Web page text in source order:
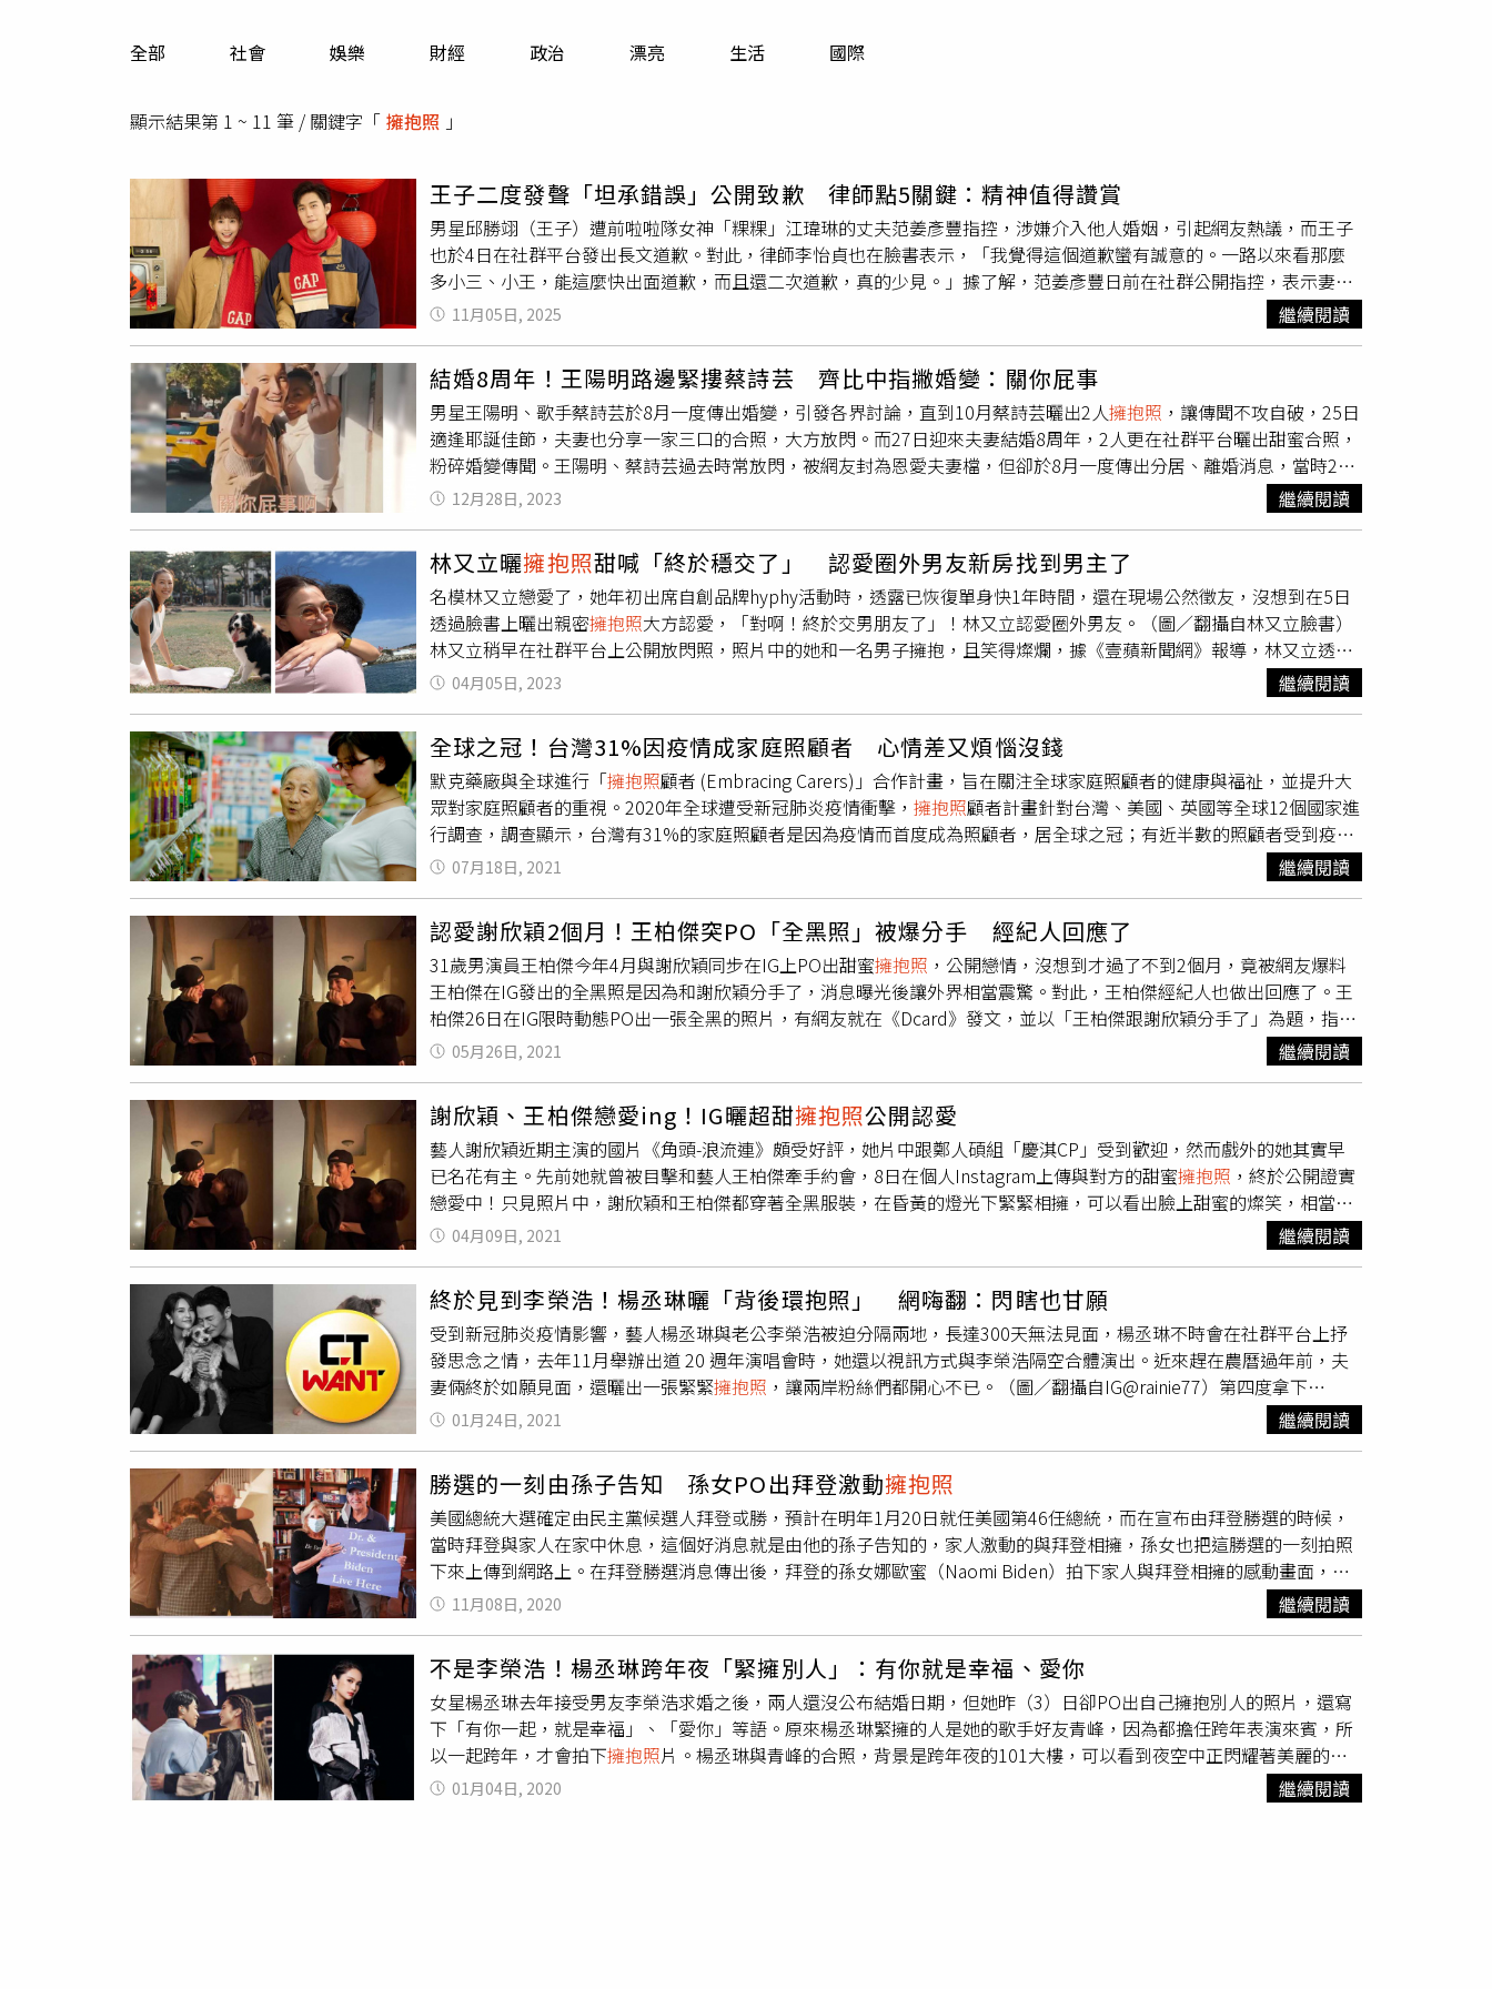
運勢
全部 社會 娛樂 財經 政治 漂亮 生活 國際
顯示結果第 1 ~ 11 筆 / 關鍵字「 擁抱照 」
王子二度發聲「坦承錯誤」公開致歉 律師點5關鍵：精神值得讚賞
男星邱勝翊（王子）遭前啦啦隊女神「粿粿」江瑋琳的丈夫范姜彥豐指控，涉嫌介入他人婚姻，引起網友熱議，而王子
也於4日在社群平台發出長文道歉。對此，律師李怡貞也在臉書表示，「我覺得這個道歉蠻有誠意的。一路以來看那麼
多小三、小王，能這麼快出面道歉，而且還二次道歉，真的少見。」據了解，范姜彥豐日前在社群公開指控，表示妻子
與王子互動「超越朋友界線」，指出今年3月底兩人赴美旅遊返台後，妻子態度明顯轉變，甚至傳出「人未離婚就搬進
王子家」的消息。消息曝光後，引起各界熱議，甚至有媒體報導指出，范姜彥豐早已委託徵信社蒐證，疑似掌握文字、
照片及影片等證據，甚至傳出兩人「裸體
不起，錯就是錯，沒有任何理由跟藉口」，坦言自己確實做出錯誤行為，並在事件爆發前多次與范姜先生會面協商、當
面鞠躬致歉。他在聲明中指出：「在您與粿粿婚姻狀態尚存續的情況下，做出了不好的行為，對您造成了傷害，我對您
跟粿粿都非常抱歉。」王子強調，自己未曾逃避，並全力配合協商，但雙方在賠償金額上未能達成共識，「我知道犯錯
就要付出代價，這是我應得的」。王子同時懇請外界停止過度揣測與不實傳言，「事實的責難止於我，我全權承擔」。
他表示將暫停所有公開活動，並與粿粿共同誠實面對後續處理。對此，王子所屬經紀公司「喜鵲娛樂」也宣布，藝人將
暫停所有公開行程，以專注面對風波。律師李怡貞4日晚間在臉書發文指出，王子這份道歉「相對罕見地展現誠意」。
她表示，觀察過許多相似事件，「能在事發後這麼快出面道歉，且公開二度致歉，實屬少見」。李怡貞指出，王子的聲
明中沒有隱藏的反擊語氣，也未選擇提告或卸責，認為其態度值得肯定，「沒有龜縮、沒有反告原配、沒有說被騙被勾
引，這樣的誠懇應該成為公眾人物犯錯後的基本態度。」不過她也強調，誠意並不能抹去行為本身的錯誤：「插足他人
婚姻本就破壞了一個家庭。既然知道自己承擔不起後果，就不應該玩火。這場風波的代價，是他自找的。」
11月05日, 2025 繼續閱讀
結婚8周年！王陽明路邊緊摟蔡詩芸 齊比中指撇婚變：關你屁事
男星王陽明、歌手蔡詩芸於8月一度傳出婚變，引發各界討論，直到10月蔡詩芸曬出2人擁抱照 ，讓傳聞不攻自破，25日
適逢耶誕佳節，夫妻也分享一家三口的合照，大方放閃。而27日迎來夫妻結婚8周年，2人更在社群平台曬出甜蜜合照，
粉碎婚變傳聞。王陽明、蔡詩芸過去時常放閃，被網友封為恩愛夫妻檔，但卻於8月一度傳出分居、離婚消息，當時2人
都未對該事做出正面回應，引發外界猜測。直到10月蔡詩芸曬出2人
，讓傳聞不攻自破，而27日也迎來2人結婚8
周年，王陽明於27日在臉書上傳一段短片，影片中王陽明揹著蔡詩芸，看起來相當甜蜜，並配上文字「今天是結婚八週
年紀念，不管怎樣，還是要放閃給大家看」。王陽明於27日在臉書上傳一段短片，影片中王陽明揹著蔡詩芸，看起來相
當甜蜜。（圖／翻攝IG）此外，2人還大方在街頭相擁，隨後更一起轉身對著鏡頭比出中指，直言「關你屁事！」疑似
用幽默回應婚變傳聞，而蔡詩芸也在IG限動曬出2人婚紗照，寫下「我們不完美，但我們擁有彼此，愛可以戰勝一
切」，最後還甜喊「我愛你」。
12月28日, 2023 繼續閱讀
林又立曬擁抱照甜喊「終於穩交了」 認愛圈外男友新房找到男主了
名模林又立戀愛了，她年初出席自創品牌hyphy活動時，透露已恢復單身快1年時間，還在現場公然徵友，沒想到在5日
透過臉書上曬出親密擁抱照大方認愛，「對啊！終於交男朋友了」！林又立認愛圈外男友。（圖／翻攝自林又立臉書）
林又立稍早在社群平台上公開放閃照，照片中的她和一名男子擁抱，且笑得燦爛，據《壹蘋新聞網》報導，林又立透露
男友S先生大她12歲、在國外做傳產，並透露兩人是認識很久的朋友，「認識應該有7年了喔，但中間沒什麼特別聯
絡」。她接著透露，兩人一直維持朋友關係，後來越來越好，直到去年夏天開始交往，「他是很傳統又保守的人，特別
「還擔心妳是被盜帳號呢」。36歲的林又立多年前曾試著投資中古屋賺進200萬，並在2021年5月花了近3000萬買下大
直40多坪豪宅，跟昔日同為名模的好友林可彤當鄰居。不過林又立也坦言，每月要繳10萬房貸壓力不小，目前還在寬限
期中可以只付利息，決定眼光放長遠一點改當包租婆，她也表示先前已搬回台北家中，住家裡給可省下不少開銷，如今
還找到男主人，可以說是雙喜臨門。林又立認愛圈外男友。（圖／翻攝自林又立臉書）
04月05日, 2023 繼續閱讀
全球之冠！台灣31%因疫情成家庭照顧者 心情差又煩惱沒錢
默克藥廠與全球進行「擁抱照顧者 (Embracing Carers)」合作計畫，旨在關注全球家庭照顧者的健康與福祉，並提升大
眾對家庭照顧者的重視。2020年全球遭受新冠肺炎疫情衝擊， 擁抱照顧者計畫針對台灣、美國、英國等全球12個國家進
行調查，調查顯示，台灣有31%的家庭照顧者是因為疫情而首度成為照顧者，居全球之冠；有近半數的照顧者受到疫情
帶來情緒與財務上的負面衝擊，而其中有超過三分之一的衝擊是來自於工作時數或是職責的影響，減輕就業與工作壓力
成為減輕家庭照顧者負擔的重要關鍵。根據中華民國家庭照顧者關懷總會(以下簡稱家總)資料顯示，全台灣約有114萬名
縮小，家庭照顧者面臨逐漸攀升的照顧壓力，加上新冠肺炎疫情衝擊，加劇了家庭照顧者所面臨的挑戰。台灣照顧者福
祉指數報告指出，在2020新冠疫情肆虐期間，有高達31%的新手照顧者是因為疫情而產生。而原因來自於疫情影響外籍
照顧者人數大幅下降約一萬人，造成居家或日間照顧服務員人力不足，加上住宿式機構資源較為缺乏，使得許多被照顧
者的家人不得不自行進行照顧工作。此外，照顧時數也從原本的每週平均14.9個小時，大幅增加一倍至每周近30個小
時，主要工作集中在居家照護(42%)、提供情緒支持(34%)與處理醫療與通訊的科技需求(24%)。在這樣的壓力下，約半
數的照顧者表示疫情對他們的情緒健康(48%)與財務狀況(45%)造成負面影響，且針對阿茲海默症與失智症患者的照顧者
而言，感到情緒健康惡化的比例更高達56%。根據家總觀察，2020年台灣疫情相較各國平緩，長照機構、日間照顧中
心、居家服務等公共化服務仍維持正常運作，但公共送餐、鄰里共餐服務的條件限制、醫院嚴格的陪病禁令與疫情帶來
的經濟衝擊，已為照顧者帶來影響。而2021年5月中台灣疫情升溫，並實施三級警戒後，日間照顧中心、失智據點等被
迫關閉，居家服務亦大幅減少，造成家庭照顧者更大的負擔。此外，因警戒提升帶來的經濟衝擊、照顧時間增加、購物
困難等狀況，也影響照顧者的健康狀況與情緒壓力。報告中也顯示，有高達6成的照顧者對工作與財務狀況有不安全
感，僅次於擔心疫情再度爆發，近9成的照顧者認為照顧者的重要性並未被社會大眾認可，且希望能夠獲得更多來自公
司的支持。根據衛福部資料，有35%的照顧者因無法兼顧工作與家庭照顧而辭去工作，有32%的在職照顧者因家庭照顧
而影響工作，因此需要彈性調整或是減少工作時間，甚至必須請假照顧家人，提升職場彈性將有助緩解家庭照顧者的工
作壓力。家總理事長郭慈安副教授表示：「新冠肺炎疫情造成家庭照顧者的處境更加艱難，借鏡世界各國經驗，高負荷
家庭照顧者的喘息服務應列為優先事項。透過科技的發展，家總也利用數位工具推出『五賴（LINE)有保庇）』線上守
望相助活動，在疫情期間即時提供家庭照顧者心理支持與緊急援助，而家庭照顧者服務工作也因應三級警戒更積極推動
數位化，包括課程，活動，線上支持團體，另也鼓勵家庭照顧者預先上網填寫『緊急照顧交接計畫』，降低對染疫後無
人照顧的憂慮。家總也呼籲政府與鄰里針對『沒有照顧替手』、『照顧不只一人』、『照顧失智症者或精神障礙者』、
『老年照顧者』或『長照服務中斷致可能有較高負荷』的家庭照顧者，加強關懷，或提供配套服務。而在職照顧者面臨
照顧與工作雙重壓力者，家總也強調政府應儘速規劃『長照安排假』，並鼓勵雇主提升工作彈性，為照顧者創造一個更
友善的職場環境。」
07月18日, 2021 繼續閱讀
認愛謝欣穎2個月！王柏傑突PO「全黑照」被爆分手 經紀人回應了
31歲男演員王柏傑今年4月與謝欣穎同步在IG上PO出甜蜜擁抱照 ，公開戀情，沒想到才過了不到2個月，竟被網友爆料
王柏傑在IG發出的全黑照是因為和謝欣穎分手了，消息曝光後讓外界相當震驚。對此，王柏傑經紀人也做出回應了。王
柏傑26日在IG限時動態PO出一張全黑的照片，有網友就在《Dcard》發文，並以「王柏傑跟謝欣穎分手了」為題，指出
王柏傑PO出這篇不知所云的動態，且和謝欣穎的合照全刪了，2人甚至還沒有互相追蹤，遺憾表示「兩個月前左右才交
往的怎麼會…本來很看好這對的說。」（圖／翻攝Dcard）貼文曝光後，隨即引起熱議，網友紛紛留言「也太快了吧..很
過據《三立新聞網》報導，王柏傑經紀人否認2人分手傳聞，「發黑畫面是因為昨天有一位友人過世，大家不用腦補太
多。Dcard上面傳的事我也一頭霧水，看不懂他們是用什麼根據來臆測的，沒有這樣的事。」
05月26日, 2021 繼續閱讀
謝欣穎、王柏傑戀愛ing！IG曬超甜擁抱照公開認愛
藝人謝欣穎近期主演的國片《角頭-浪流連》頗受好評，她片中跟鄭人碩組「慶淇CP」受到歡迎，然而戲外的她其實早
已名花有主。先前她就曾被目擊和藝人王柏傑牽手約會，8日在個人Instagram上傳與對方的甜蜜擁抱照 ，終於公開證實
戀愛中！只見照片中，謝欣穎和王柏傑都穿著全黑服裝，在昏黃的燈光下緊緊相擁，可以看出臉上甜蜜的燦笑，相當幸
福。她發文簡單寫著「Have a nice day」，間接承認正在與王柏傑交往中，而王柏傑也PO出同樣場景的照片，一同公開
戀情，讓許多粉絲紛紛獻上祝福。32歲的王柏傑和36歲的謝欣穎因為電視劇《華燈初上》更加熟識進而相戀。回顧2人
柏傑則和柯佳嬿交往過，也曾和新生代演員王淨傳出緋聞。 View this post on Instagram A post shared by 欣穎 謝
(@nikki_hsieh)
04月09日, 2021 繼續閱讀
終於見到李榮浩！楊丞琳曬「背後環抱照」 網嗨翻：閃瞎也甘願
受到新冠肺炎疫情影響，藝人楊丞琳與老公李榮浩被迫分隔兩地，長達300天無法見面，楊丞琳不時會在社群平台上抒
發思念之情，去年11月舉辦出道 20 週年演唱會時，她還以視訊方式與李榮浩隔空合體演出。近來趕在農曆過年前，夫
妻倆終於如願見面，還曬出一張緊緊擁抱照 ，讓兩岸粉絲們都開心不已。（圖／翻攝自IG@rainie77）第四度拿下
KKBOX年度十大風雲歌手的楊丞琳，卻表明因檔期問題，無法出席3月舉辦的頒獎典禮，再加上她近期減少分享外出
照，連運動都是待在家中，讓不少網友紛紛猜測，她已經飛往大陸找老公李榮浩，緊接著楊丞琳於22日在Instagram發
小女生緊緊抱住狗狗的溫馨畫面，並簡單寫下「見面了」，粉絲也在留言區狂刷一排恭喜，「求合照，被閃瞎也甘
願」、「合照來證明一下什麼是最幸福的感覺」，也有人歪樓表示「今晚全國人民都知道他們睡一起了」、「孩子預計
在10月23出生」、「所以會是天秤座還是射手座呢」。（圖／翻攝自IG@rainie77）
01月24日, 2021 繼續閱讀
勝選的一刻由孫子告知 孫女PO出拜登激動擁抱照
美國總統大選確定由民主黨候選人拜登或勝，預計在明年1月20日就任美國第46任總統，而在宣布由拜登勝選的時候，
當時拜登與家人在家中休息，這個好消息就是由他的孫子告知的，家人激動的與拜登相擁，孫女也把這勝選的一刻拍照
下來上傳到網路上。在拜登勝選消息傳出後，拜登的孫女娜歐蜜（Naomi Biden）拍下家人與拜登相擁的感動畫面，並
且在推特上寫下「11.07.20」，象徵著拜登在這天選上第46屆美國總統。而拜登的妻子吉爾（Jill Biden），在這一刻也
在推特上貼上自己與拜登的合照，並寫下「他將會成為所有家庭的總統」，顯然想要凸顯拜登上任後，會守護美國眾多
11月08日, 2020 繼續閱讀
不是李榮浩！楊丞琳跨年夜「緊擁別人」：有你就是幸福、愛你
女星楊丞琳去年接受男友李榮浩求婚之後，兩人還沒公布結婚日期，但她昨（3）日卻PO出自己擁抱別人的照片，還寫
下「有你一起，就是幸福」、「愛你」等語。原來楊丞琳緊擁的人是她的歌手好友青峰，因為都擔任跨年表演來賓，所
以一起跨年，才會拍下擁抱照片。楊丞琳與青峰的合照，背景是跨年夜的101大樓，可以看到夜空中正閃耀著美麗的煙
火。原來青峰是跨年後的第一位表演嘉賓，而楊丞琳是倒數前的最後一位表演嘉賓，讓兩人剛好有機會拍下跨年合照。
楊丞琳抱著好友青峰一起跨年。（圖／rainie77 IG）楊丞琳發文寫道：「深夜撒狗糧，我們的友誼就是這麼甜膩，在
01月04日, 2020 繼續閱讀